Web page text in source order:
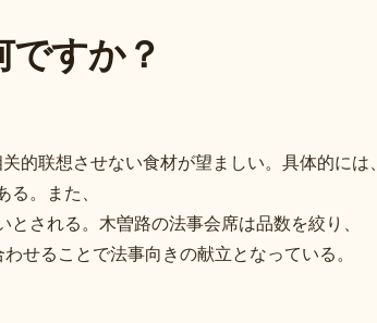
すか？
联想させない食材が望ましい。具体的には、
。また、
される。木曽路の法事会席は品数を絞り、
せることで法事向きの献立となっている。